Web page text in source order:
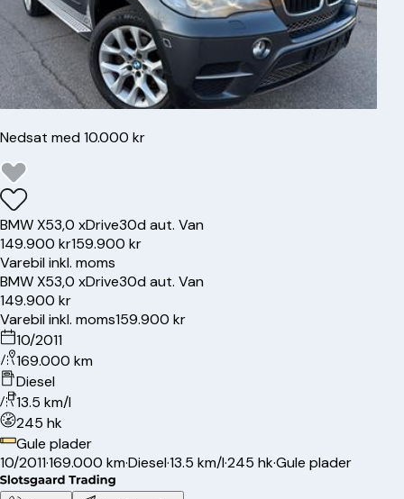
Nedsat med 10.000 kr
BMWX53,0 xDrive30d aut. Van
149.900 kr159.900 kr
Varebil inkl. moms
BMWX53,0 xDrive30d aut. Van
149.900 kr
Varebil inkl. moms159.900 kr
10/2011
169.000 km
Diesel
13.5 km/l
245 hk
Gule plader
10/2011·169.000 km·Diesel·13.5 km/l·245 hk·Gule plader